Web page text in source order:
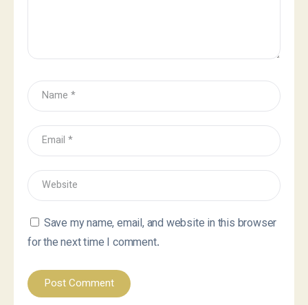
Save my name, email, and website in this browser
for the next time I comment.